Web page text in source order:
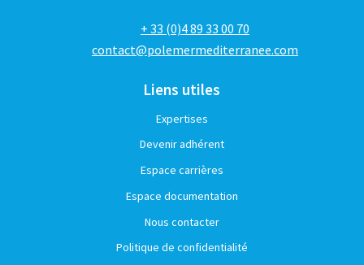
+ 33 (0)4 89 33 00 70
contact@polemermediterranee.com
Liens utiles
Expertises
Devenir adhérent
Espace carrières
Espace documentation
Nous contacter
Politique de confidentialité